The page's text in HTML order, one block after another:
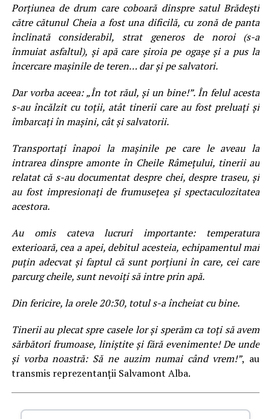
Porțiunea de drum care coboară dinspre satul Brădești
către cătunul Cheia a fost una dificilă, cu zonă de panta
înclinată considerabil, strat generos de noroi (s-a
înmuiat asfaltul), și apă care șiroia pe ogașe și a pus la
încercare mașinile de teren… dar și pe salvatori.
Dar vorba aceea: „În tot răul, și un bine!”. În felul acesta
s-au încălzit cu toții, atât tinerii care au fost preluați și
îmbarcați în mașini, cât și salvatorii.
Transportați înapoi la mașinile pe care le aveau la
intrarea dinspre amonte în Cheile Râmețului, tinerii au
relatat că s-au documentat despre chei, despre traseu, și
au fost impresionați de frumusețea și spectaculozitatea
acestora.
Au omis cateva lucruri importante: temperatura
exterioară, cea a apei, debitul acesteia, echipamentul mai
puțin adecvat și faptul că sunt porțiuni în care, cei care
parcurg cheile, sunt nevoiți să intre prin apă.
Din fericire, la orele 20:30, totul s-a încheiat cu bine.
Tinerii au plecat spre casele lor și sperăm ca toți să avem
sărbători frumoase, liniștite și fără evenimente! De unde
și vorba noastră: Să ne auzim numai când vrem!”, au
transmis reprezentanții Salvamont Alba.